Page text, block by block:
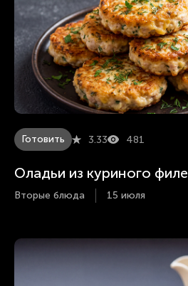
Готовить 3.33 481
Оладьи из куриного филе
Вторые блюда 15 июля